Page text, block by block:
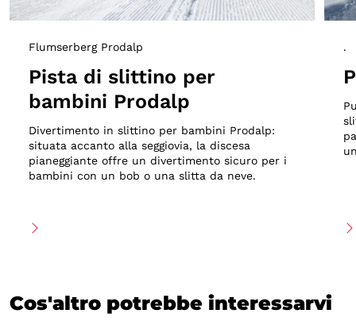
Flumserberg Prodalp
Pista di slittino per
bambini Prodalp
Divertimento in slittino per bambini Prodalp:
situata accanto alla seggiovia, la discesa
pianeggiante offre un divertimento sicuro per i
bambini con un bob o una slitta da neve.
.
Cos'altro potrebbe interessarvi